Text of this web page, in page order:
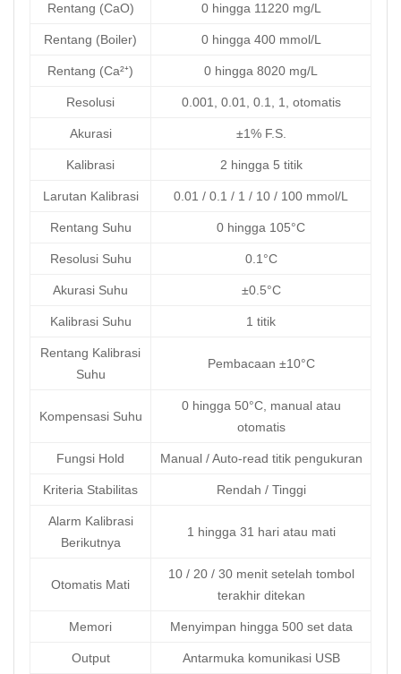
Rentang (CaO) 0 hingga 11220 mg/L
Rentang (Boiler) 0 hingga 400 mmol/L
Rentang (Ca²⁺) 0 hingga 8020 mg/L
Resolusi 0.001, 0.01, 0.1, 1, otomatis
Akurasi ±1% F.S.
Kalibrasi 2 hingga 5 titik
Larutan Kalibrasi 0.01 / 0.1 / 1 / 10 / 100 mmol/L
Rentang Suhu 0 hingga 105°C
Resolusi Suhu 0.1°C
Akurasi Suhu ±0.5°C
Kalibrasi Suhu 1 titik
Rentang Kalibrasi
Suhu
Pembacaan ±10°C
Kompensasi Suhu
0 hingga 50°C, manual atau
otomatis
Fungsi Hold Manual / Auto-read titik pengukuran
Kriteria Stabilitas Rendah / Tinggi
Alarm Kalibrasi
Berikutnya
1 hingga 31 hari atau mati
Otomatis Mati
10 / 20 / 30 menit setelah tombol
terakhir ditekan
Memori Menyimpan hingga 500 set data
Output Antarmuka komunikasi USB